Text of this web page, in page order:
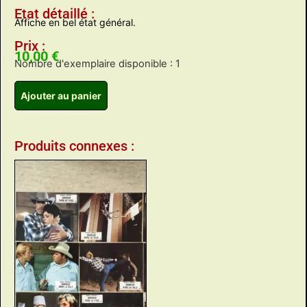
Etat détaillé :
Affiche en bel état général.
Prix :
10,00 €
Nombre d'exemplaire disponible : 1
Ajouter au panier
Produits connexes :